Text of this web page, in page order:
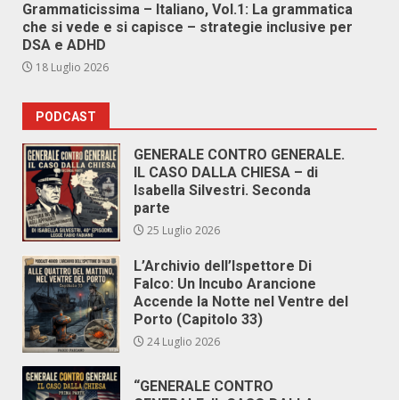
Grammaticissima – Italiano, Vol.1: La grammatica
che si vede e si capisce – strategie inclusive per
DSA e ADHD
18 Luglio 2026
PODCAST
GENERALE CONTRO GENERALE.
IL CASO DALLA CHIESA – di
Isabella Silvestri. Seconda
parte
25 Luglio 2026
L’Archivio dell’Ispettore Di
Falco: Un Incubo Arancione
Accende la Notte nel Ventre del
Porto (Capitolo 33)
24 Luglio 2026
“GENERALE CONTRO